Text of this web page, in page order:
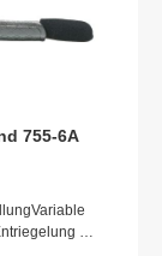
755-6A
–